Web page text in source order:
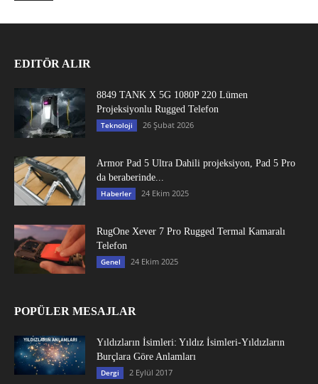
EDITÖR ALIR
8849 TANK X 5G 1080P 220 Lümen
Projeksiyonlu Rugged Telefon
Teknoloji 26 Şubat 2026
Armor Pad 5 Ultra Dahili projeksiyon, Pad 5 Pro
da beraberinde...
Haberler 24 Ekim 2025
RugOne Xever 7 Pro Rugged Termal Kamaralı
Telefon
Genel 24 Ekim 2025
POPÜLER MESAJLAR
Yıldızların İsimleri: Yıldız İsimleri-Yıldızların
Burçlara Göre Anlamları
Dergi 2 Eylül 2017